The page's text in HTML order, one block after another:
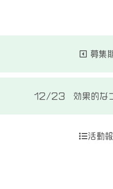
募集
12/23 効果的な
活動